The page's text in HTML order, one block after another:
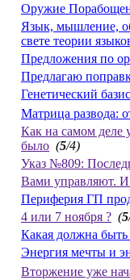
Оружие
Язык, мышление,
свете теории
Предложения по
Предлагаю
Генетический
Матрица развода:
Как на самом деле
было (5/4)
Указ №809:
Вами управляют. И
Периферия ГП
4 или 7 ноября ? (5
Какая должна
Энергия мечты и
Вторжение уже